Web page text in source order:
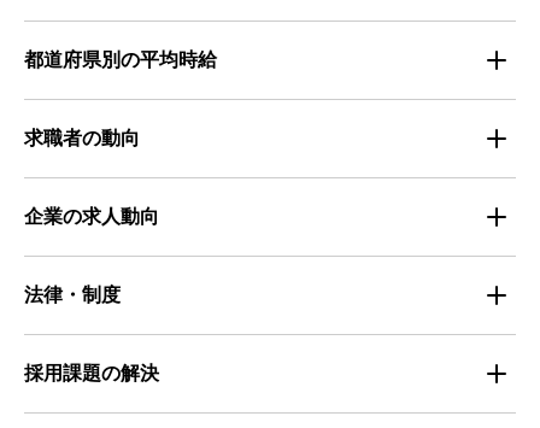
都道府県別の平均時給
都道府県別・職種別の平均時給
求職者の動向
仕事探しのトレンド
企業の求人動向
企業の採用手法トレンド
法律・制度
法律・制度解説
採用課題の解決